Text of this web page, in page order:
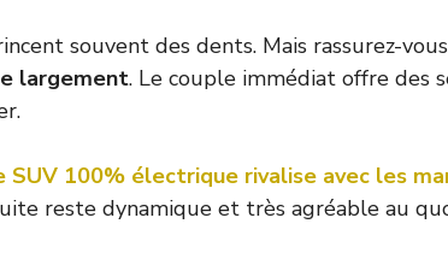
souvent des dents. Mais rassurez-
largement. Le couple immédiat offre des
SUV 100% électrique rivalise avec les
reste dynamique et très agréable au